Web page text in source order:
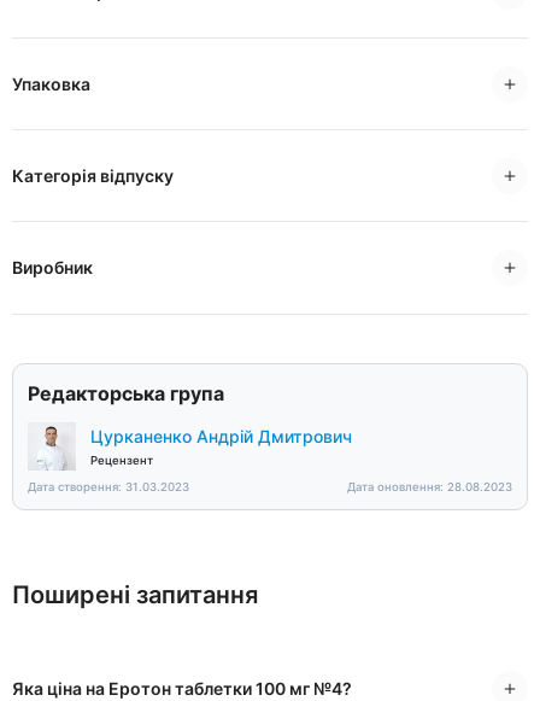
Упаковка
Категорія відпуску
Виробник
Редакторська група
Цурканенко Андрій Дмитрович
Рецензент
Дата створення: 31.03.2023
Дата оновлення: 28.08.2023
Поширені запитання
Яка ціна на Еротон таблетки 100 мг №4?